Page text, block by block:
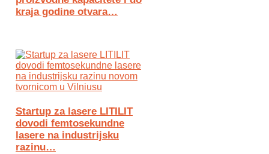
kraja godine otvara…
Startup za lasere LITILIT
dovodi femtosekundne
lasere na industrijsku
razinu…